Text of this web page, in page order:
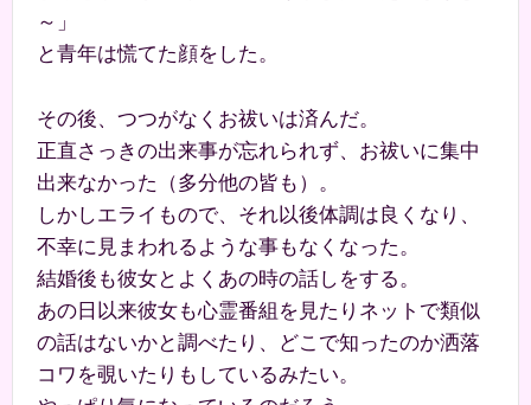
～」
と青年は慌てた顔をした。
その後、つつがなくお祓いは済んだ。
正直さっきの出来事が忘れられず、お祓いに集中
出来なかった（多分他の皆も）。
しかしエライもので、それ以後体調は良くなり、
不幸に見まわれるような事もなくなった。
結婚後も彼女とよくあの時の話しをする。
あの日以来彼女も心霊番組を見たりネットで類似
の話はないかと調べたり、どこで知ったのか洒落
コワを覗いたりもしているみたい。